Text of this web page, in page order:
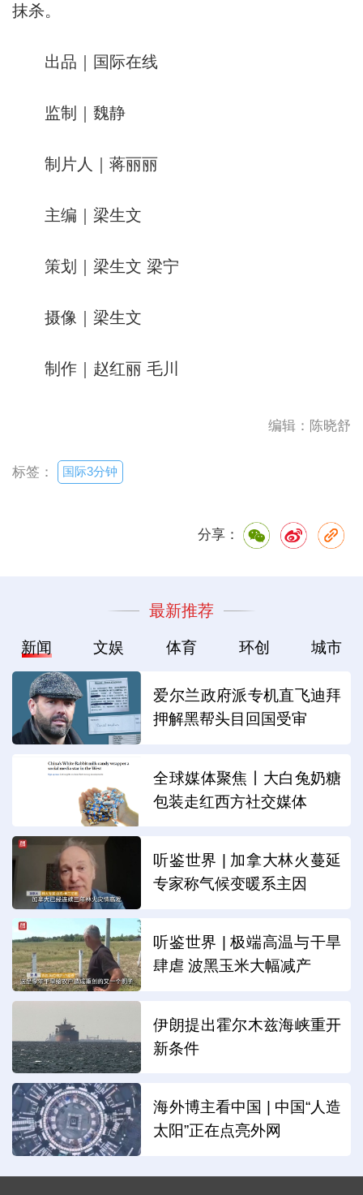
抹杀。
出品｜国际在线
监制｜魏静
制片人｜蒋丽丽
主编｜梁生文
策划｜梁生文 梁宁
摄像｜梁生文
制作｜赵红丽 毛川
编辑：陈晓舒
标签： 国际3分钟
分享：
最新推荐
新闻 文娱 体育 环创 城市
爱尔兰政府派专机直飞迪拜
押解黑帮头目回国受审
全球媒体聚焦丨大白兔奶糖
包装走红西方社交媒体
听鉴世界 | 加拿大林火蔓延
专家称气候变暖系主因
听鉴世界 | 极端高温与干旱
肆虐 波黑玉米大幅减产
伊朗提出霍尔木兹海峡重开
新条件
海外博主看中国 | 中国“人造
太阳”正在点亮外网